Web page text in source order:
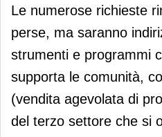
Le numerose richieste
perse, ma saranno
strumenti e programmi
supporta le comunità,
(vendita agevolata di
del terzo settore che si